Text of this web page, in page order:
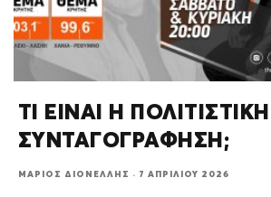
ΤΙ ΕΙΝΑΙ Η ΠΟΛΙΤΙΣΤΙΚΗ
ΣΥΝΤΑΓΟΓΡΑΦΗΣΗ;
ΜΆΡΙΟΣ ΔΙΟΝΈΛΛΗΣ · 7 ΑΠΡΙΛΊΟΥ 2026